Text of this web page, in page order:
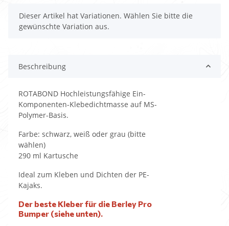
x
Dieser Artikel hat Variationen. Wählen Sie bitte die
gewünschte Variation aus.
Beschreibung
ROTABOND Hochleistungsfähige Ein-
Komponenten-Klebedichtmasse auf MS-
Polymer-Basis.
Farbe: schwarz, weiß oder grau (bitte
wählen)
290 ml Kartusche
Ideal zum Kleben und Dichten der PE-
Kajaks.
Der beste Kleber für die Berley Pro
Bumper (siehe unten).